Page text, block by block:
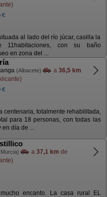
€
al lado del río júcar, casilla la
11habitaciones, con su baño
en zona del ...
(Albacete) a 36,5 km
€
centenaria, totalmente rehabilitada,
para 18 personas, con todas las
en día de ...
a 37,1 km de
encanto. La casa rural EL